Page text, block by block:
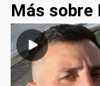
Más sobre